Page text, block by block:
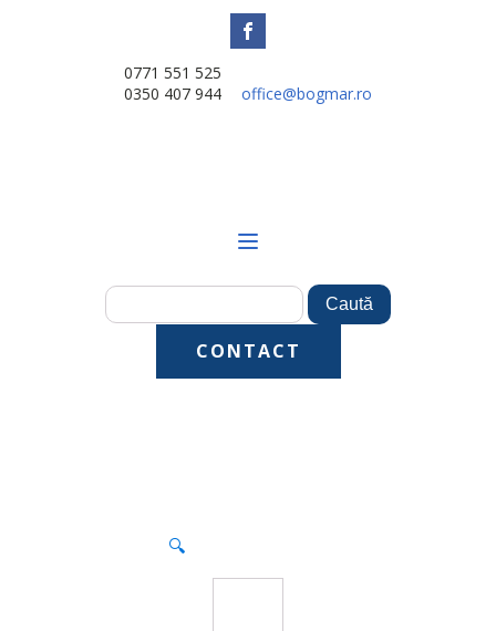
0771 551 525
0350 407 944
office@bogmar.ro
CONTACT
🔍